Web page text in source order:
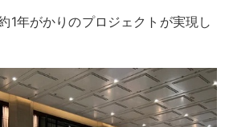
1年がかりのプロジェクトが実現し